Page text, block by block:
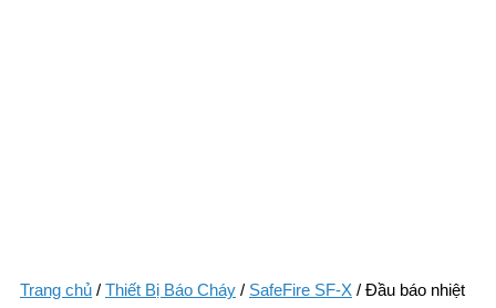
Trang chủ / Thiết Bị Báo Cháy / SafeFire SF-X / Đầu báo nhiệt